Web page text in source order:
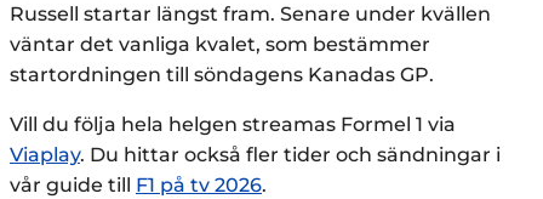
Russell startar längst fram. Senare under kvällen
väntar det vanliga kvalet, som bestämmer
startordningen till söndagens Kanadas GP.
Vill du följa hela helgen streamas Formel 1 via
Viaplay. Du hittar också fler tider och sändningar i
vår guide till F1 på tv 2026.